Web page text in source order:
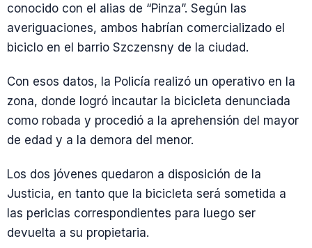
conocido con el alias de “Pinza”. Según las
averiguaciones, ambos habrían comercializado el
biciclo en el barrio Szczensny de la ciudad.
Con esos datos, la Policía realizó un operativo en la
zona, donde logró incautar la bicicleta denunciada
como robada y procedió a la aprehensión del mayor
de edad y a la demora del menor.
Los dos jóvenes quedaron a disposición de la
Justicia, en tanto que la bicicleta será sometida a
las pericias correspondientes para luego ser
devuelta a su propietaria.